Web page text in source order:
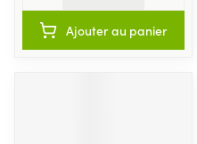
Ajouter au panier